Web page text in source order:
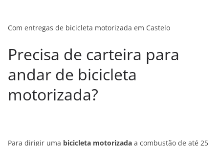
Com entregas de bicicleta motorizada em Castelo
Precisa de carteira para
andar de bicicleta
motorizada?
Para dirigir uma bicicleta motorizada a combustão de até 25